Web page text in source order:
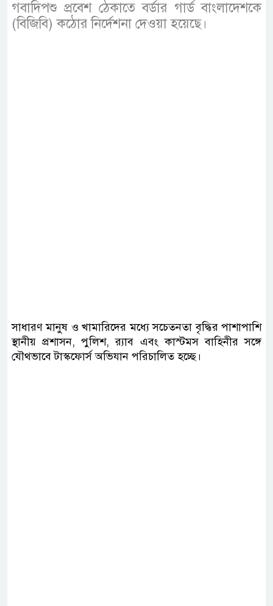
গবাদিপশু প্রবেশ ঠেকাতে বর্ডার গার্ড বাংলাদেশকে
(বিজিবি) কঠোর নির্দেশনা দেওয়া হয়েছে।
সাধারণ মানুষ ও খামারিদের মধ্যে সচেতনতা বৃদ্ধির পাশাপাশি
স্থানীয় প্রশাসন, পুলিশ, র‍্যাব এবং কাস্টমস বাহিনীর সঙ্গে
যৌথভাবে টাস্কফোর্স অভিযান পরিচালিত হচ্ছে।